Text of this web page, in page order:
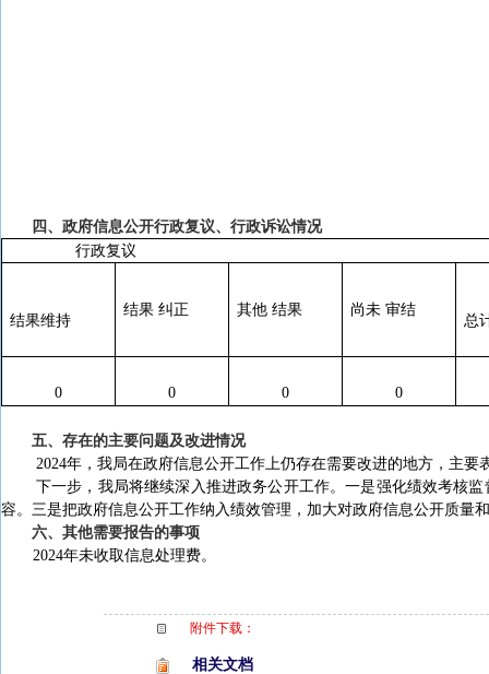
四、政府信息公开行政复议、行政诉讼情况
行政复议
结果维持
结果 纠正 其他 结果 尚未 审结
总
0 0 0 0
五、存在的主要问题及改进情况
2024年 ，我局在政府信息公开工作上仍存在需要改进的地方，主要
下一步， 我局将继续深入推进政务公开工作。一是强化绩效考核
容。三是把政府信息公开工作纳入绩效管理，加大对政府信息公开质
六、其他需要报告的事项
2024年未收取信息处理费。
附件下载：
相关文档